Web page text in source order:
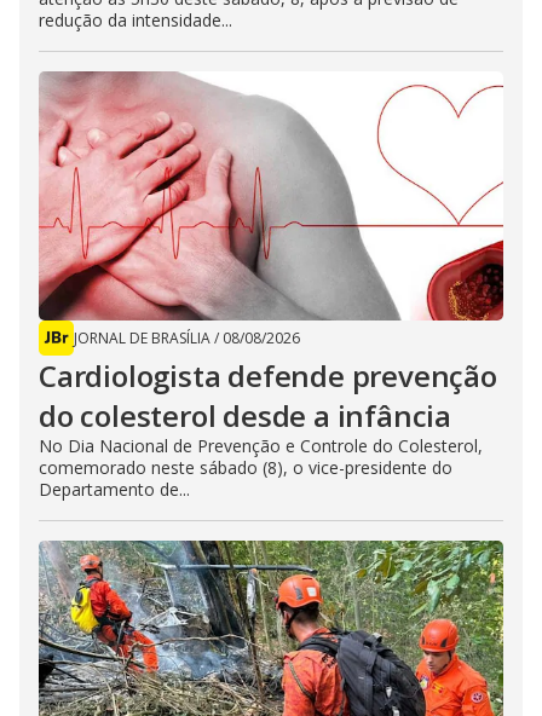
redução da intensidade...
JORNAL DE BRASÍLIA/ 08/08/2026
Cardiologista defende prevenção
do colesterol desde a infância
No Dia Nacional de Prevenção e Controle do Colesterol,
comemorado neste sábado (8), o vice-presidente do
Departamento de...